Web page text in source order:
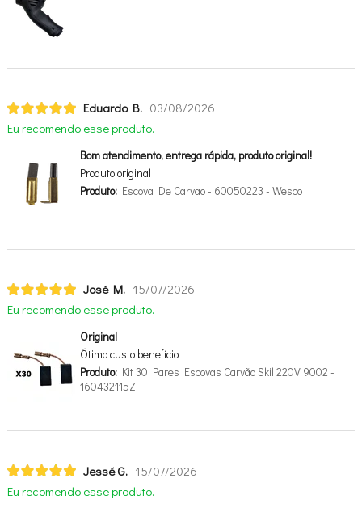
Eduardo B. 03/08/2026
Eu recomendo esse produto.
Bom atendimento, entrega rápida, produto original!
Produto original
Produto:Escova De Carvao - 60050223 - Wesco
José M. 15/07/2026
Eu recomendo esse produto.
Original
Ótimo custo benefício
Produto:Kit 30 Pares Escovas Carvão Skil 220V 9002 -
160432115Z
Jessé G. 15/07/2026
Eu recomendo esse produto.